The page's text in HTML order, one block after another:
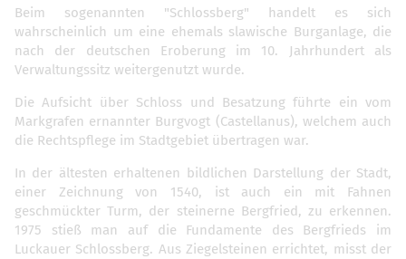
Beim sogenannten "Schlossberg" handelt es sich
wahrscheinlich um eine ehemals slawische Burganlage, die
nach der deutschen Eroberung im 10. Jahrhundert als
Verwaltungssitz weitergenutzt wurde.
Die Aufsicht über Schloss und Besatzung führte ein vom
Markgrafen ernannter Burgvogt (Castellanus), welchem auch
die Rechtspflege im Stadtgebiet übertragen war.
In der ältesten erhaltenen bildlichen Darstellung der Stadt,
einer Zeichnung von 1540, ist auch ein mit Fahnen
geschmückter Turm, der steinerne Bergfried, zu erkennen.
1975 stieß man auf die Fundamente des Bergfrieds im
Luckauer Schlossberg. Aus Ziegelsteinen errichtet, misst der